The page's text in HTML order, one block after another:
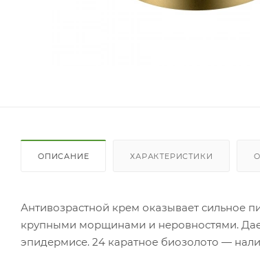
ОПИСАНИЕ ХАРАКТЕРИСТИКИ
Антивозрастной крем оказывает сильное
крупными морщинами и неровностями.
эпидермисе. 24 каратное биозолото —